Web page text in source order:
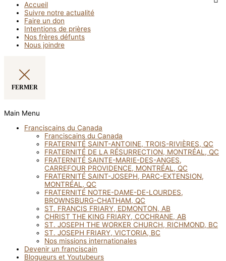
Accueil
Suivre notre actualité
Faire un don
Intentions de prières
Nos frères défunts
Nous joindre
FERMER
Main Menu
Franciscains du Canada
Franciscains du Canada
FRATERNITÉ SAINT-ANTOINE, TROIS-RIVIÈRES, QC
FRATERNITÉ DE LA RÉSURRECTION, MONTRÉAL, QC
FRATERNITÉ SAINTE-MARIE-DES-ANGES,
CARREFOUR PROVIDENCE, MONTRÉAL, QC
FRATERNITÉ SAINT-JOSEPH, PARC-EXTENSION,
MONTRÉAL, QC
FRATERNITÉ NOTRE-DAME-DE-LOURDES,
BROWNSBURG-CHATHAM, QC
ST. FRANCIS FRIARY, EDMONTON, AB
CHRIST THE KING FRIARY, COCHRANE, AB
ST. JOSEPH THE WORKER CHURCH, RICHMOND, BC
ST. JOSEPH FRIARY, VICTORIA, BC
Nos missions internationales
Devenir un franciscain
Blogueurs et Youtubeurs